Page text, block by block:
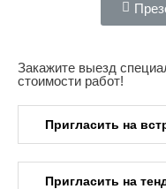
Закажите выезд
стоимости работ!
Пригласить на
Пригласить на